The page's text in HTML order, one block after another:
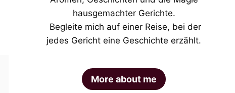
hausgemachter Gerichte.
Begleite mich auf einer Reise, bei der
jedes Gericht eine Geschichte erzählt.
More about me